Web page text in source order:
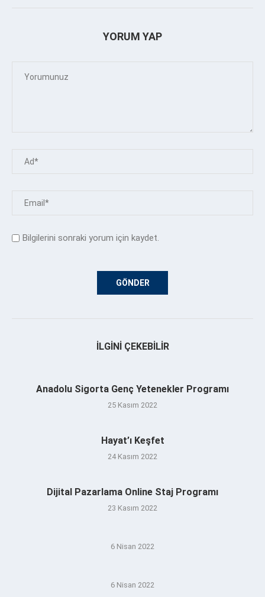
YORUM YAP
Bilgilerini sonraki yorum için kaydet.
İLGINI ÇEKEBILIR
Anadolu Sigorta Genç Yetenekler Programı
25 Kasım 2022
Hayat’ı Keşfet
24 Kasım 2022
Dijital Pazarlama Online Staj Programı
23 Kasım 2022
6 Nisan 2022
6 Nisan 2022